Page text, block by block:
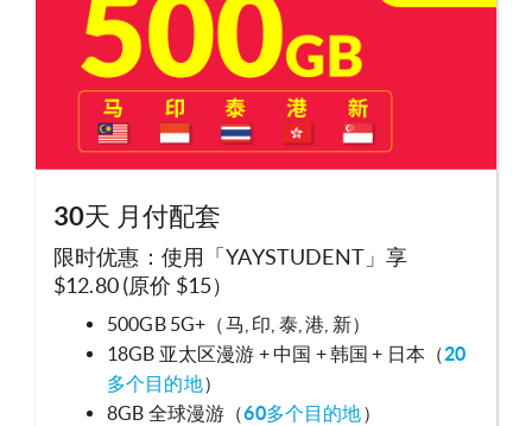
30天 月付配套
限时优惠：使用「YAYSTUDENT」享
$12.80 (原价 $15）
500GB 5G+（马, 印, 泰, 港, 新）
18GB 亚太区漫游 + 中国 + 韩国 + 日本（20
多个目的地）
8GB 全球漫游（60多个目的地）